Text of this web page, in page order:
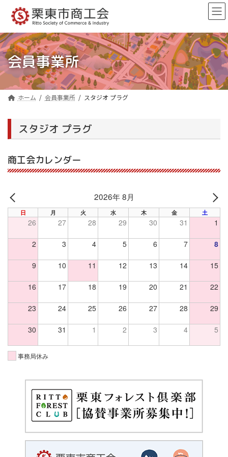
ン
ツ
へ
ス
キ
ッ
ー
シ
ョ
ン
に
移
会員事業所
ホーム 会員事業所 スタジオ プラグ
スタジオ プラグ
商工会カレンダー
PREV
2026年 8月
日 月 火 水 木 金 土
26 27 28 29 30 31 1
2 3 4 5 6 7 8
9 10 11 12 13 14 15
16 17 18 19 20 21 22
23 24 25 26 27 28 29
30 31 1 2 3 4 5
事務局休み